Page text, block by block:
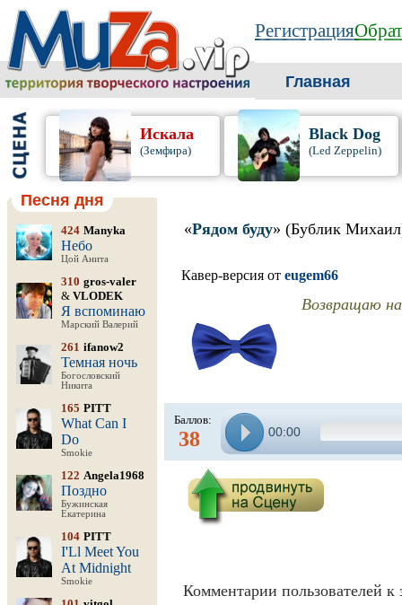
Регистрация
Главная
Искала
(Земфира)
Black Dog
(Led Zeppelin)
Песня дня
424 Manyka
Небо
Цой Анита
310 gros-valer
& VLODEK
Я вспоминаю
Марский Валерий
261 ifanow2
Темная ночь
Богословский
Никита
165 PITT
What Can I
Do
Smokie
122 Angela1968
Поздно
Бужинская
Екатерина
104 PITT
I'Ll Meet You
At Midnight
Smokie
«Рядом буду» (Бублик
Кавер-версия от eugem66
Возвращаю
Баллов:
38 00:00
Комментарии пользователей к